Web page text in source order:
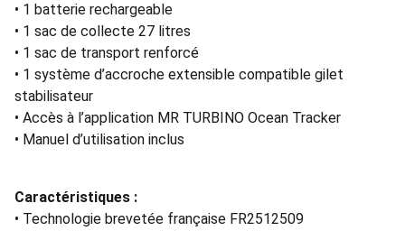
• 1 batterie rechargeable
• 1 sac de collecte 27 litres
• 1 sac de transport renforcé
• 1 système d’accroche extensible compatible gilet
stabilisateur
• Accès à l’application MR TURBINO Ocean Tracker
• Manuel d’utilisation inclus
Caractéristiques :
• Technologie brevetée française FR2512509